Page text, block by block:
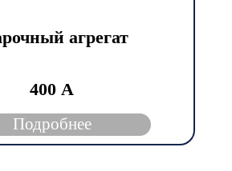
агрегат
400 А
Подробнее